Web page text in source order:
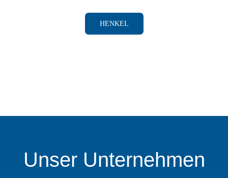
HENKEL
Unser Unternehmen